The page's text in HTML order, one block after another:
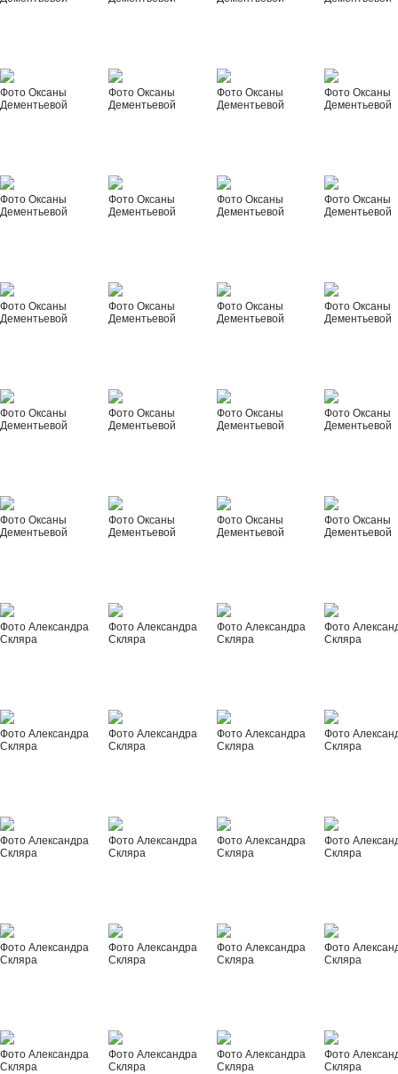
Фото Оксаны
Дементьевой
Фото Оксаны
Дементьевой
Фото Оксаны
Дементьевой
Фото Оксаны
Дементьевой
Фото Оксаны
Дементьевой
Фото Оксаны
Дементьевой
Фото Оксаны
Дементьевой
Фото Оксаны
Дементьевой
Фото Оксаны
Дементьевой
Фото Оксаны
Дементьевой
Фото Оксаны
Дементьевой
Фото Оксаны
Дементьевой
Фото Оксаны
Дементьевой
Фото Оксаны
Дементьевой
Фото Оксаны
Дементьевой
Фото Оксаны
Дементьевой
Фото Оксаны
Дементьевой
Фото Оксаны
Дементьевой
Фото Оксаны
Дементьевой
Фото Оксаны
Дементьевой
Фото Александра
Скляра
Фото Александра
Скляра
Фото Александра
Скляра
Фото
Скляра
Фото Александра
Скляра
Фото Александра
Скляра
Фото Александра
Скляра
Фото
Скляра
Фото Александра
Скляра
Фото Александра
Скляра
Фото Александра
Скляра
Фото
Скляра
Фото Александра
Скляра
Фото Александра
Скляра
Фото Александра
Скляра
Фото
Скляра
Фото Александра
Скляра
Фото Александра
Скляра
Фото Александра
Скляра
Фото
Скляра